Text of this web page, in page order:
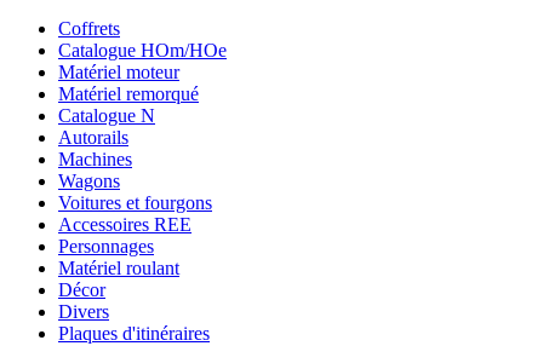
Coffrets
Catalogue HOm/HOe
Matériel moteur
Matériel remorqué
Catalogue N
Autorails
Machines
Wagons
Voitures et fourgons
Accessoires REE
Personnages
Matériel roulant
Décor
Divers
Plaques d'itinéraires